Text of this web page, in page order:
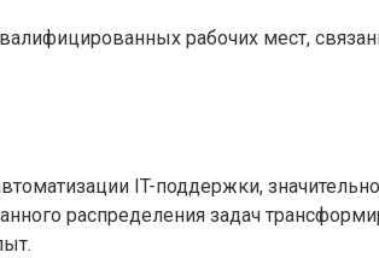
рабочих мест,
IT-поддержки,
распределения задач